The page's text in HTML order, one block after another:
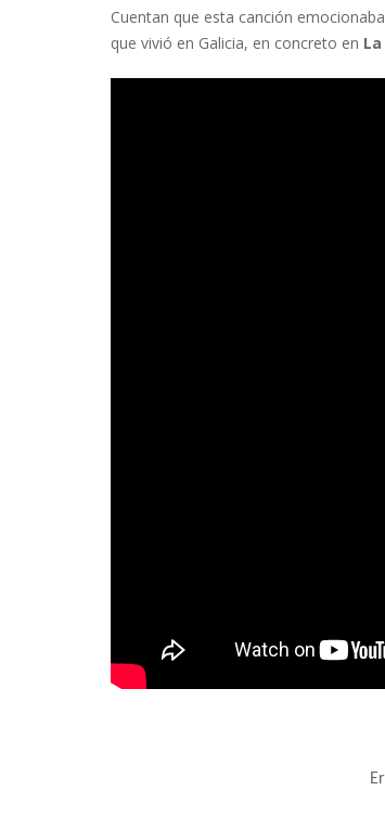
Cuentan que esta canción
que vivió en Galicia, en concreto en